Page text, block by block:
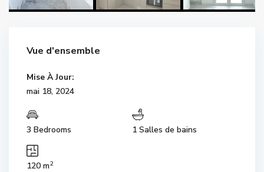
Vue d'ensemble
Mise À Jour:
mai 18, 2024
3 Bedrooms 1 Salles de bains
120 m2